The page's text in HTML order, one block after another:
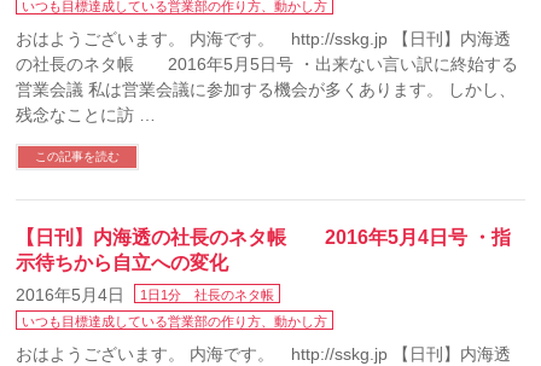
いつも目標達成している営業部の作り方、動かし方
おはようございます。 内海です。 http://sskg.jp 【日刊】内海透
の社長のネタ帳 2016年5月5日号 ・出来ない言い訳に終始する
営業会議 私は営業会議に参加する機会が多くあります。 しかし、
残念なことに訪 …
この記事を読む
【日刊】内海透の社長のネタ帳 2016年5月4日号 ・指
示待ちから自立への変化
2016年5月4日
1日1分 社長のネタ帳
いつも目標達成している営業部の作り方、動かし方
おはようございます。 内海です。 http://sskg.jp 【日刊】内海透